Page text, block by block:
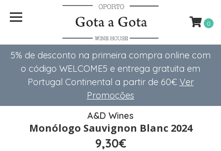
5% de desconto na primeira compra online com
o código WELCOME5 e entrega gratuita em
Portugal Continental a partir de 60€ Ver
Promoções
0
A&D Wines
Monólogo Sauvignon Blanc 2024
9,30€